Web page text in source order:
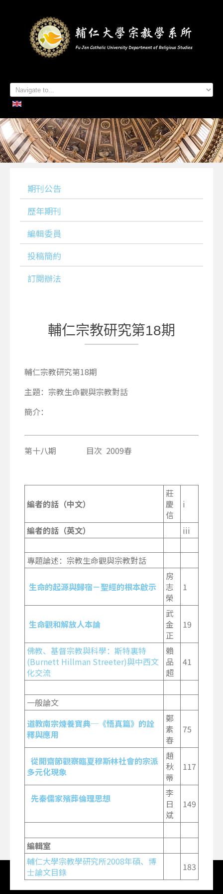
首頁
系所簡介
本系成員
學生專區
招生資訊
各項活動
研究及出版
系所友專區
聯絡我們
期刊公告
歷年期刊
編輯委員
投稿簡約
訂閱辦法
輔仁宗教研究第18期
輔仁宗教研究第18期
主題：宗教生命觀與宗教對話
簡介：
第十八期 目次 2009春
編者的話（中文）
莊
慶
信
i
編者的話（英文） iii
專題論述：宗教生命觀與宗教對話
生命的起源與歸宿－聖經的根本啟示
房
志
榮
1
生命觀和解放人本論
武
金
正
19
佛教、基督宗教與科學：斯特裏特
(Burnett Hillman Streeter)與中西文
化交流
賴
品
超
41
一般論文
道教南宗煉養寶典─《悟真篇》的詮
釋與應用
鄭
素
春
75
從開齋節觀察臨夏穆斯林社會的宗派
多元化現象
趙
秋
蒂
117
先秦儒家殯葬倫理思想
李
日
斌
149
編輯室
輔仁大學宗教學研究所2008年碩、博
士論文目錄
183